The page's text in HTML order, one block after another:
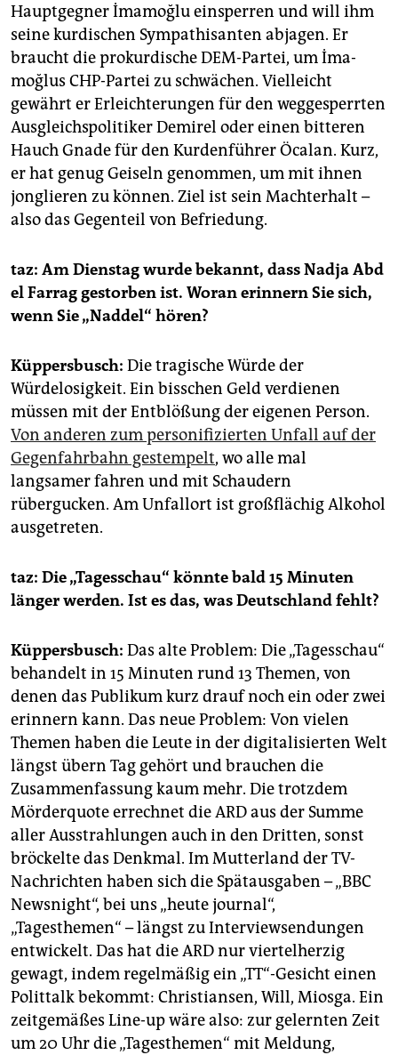
Hauptgegner İmamoğlu einsperren und will ihm
seine kurdischen Sympathisanten abjagen. Er
braucht die prokurdische DEM-Partei, um İma­
moğlus CHP-Partei zu schwächen. Vielleicht
gewährt er Erleichterungen für den weggesperrten
Ausgleichspolitiker Demirel oder einen bitteren
Hauch Gnade für den Kurdenführer Öcalan. Kurz,
er hat genug Geiseln genommen, um mit ihnen
jonglieren zu können. Ziel ist sein Machterhalt –
also das Gegenteil von Befriedung.
taz: Am Dienstag wurde bekannt, dass Nadja Abd
el Farrag gestorben ist. Woran erinnern Sie sich,
wenn Sie „Naddel“ hören?
Küppersbusch: Die tragische Würde der
Würdelosigkeit. Ein bisschen Geld verdienen
müssen mit der Entblößung der eigenen Person.
Von anderen zum personifizierten Unfall auf der
Gegenfahrbahn gestempelt, wo alle mal
langsamer fahren und mit Schaudern
rübergucken. Am Unfallort ist großflächig Alkohol
ausgetreten.
taz: Die „Tagesschau“ könnte bald 15 Minuten
länger werden. Ist es das, was Deutschland fehlt?
Küppersbusch: Das alte Problem: Die „Tagesschau“
behandelt in 15 Minuten rund 13 Themen, von
denen das Publikum kurz drauf noch ein oder zwei
erinnern kann. Das neue Pro­blem: Von vielen
Themen haben die Leute in der digitalisierten Welt
längst übern Tag gehört und brauchen die
Zusammenfassung kaum mehr. Die trotzdem
Mörderquote errechnet die ARD aus der Summe
aller Ausstrahlungen auch in den Dritten, sonst
bröckelte das Denkmal. Im Mutterland der TV-
Nachrichten haben sich die Spätausgaben – „BBC
Newsnight“, bei uns „heute journal“,
„Tagesthemen“ – längst zu Interviewsendungen
entwickelt. Das hat die ARD nur viertelherzig
gewagt, indem regelmäßig ein „TT“-Gesicht einen
Polittalk bekommt: Christiansen, Will, ­Miosga. Ein
zeitgemäßes Line-up wäre also: zur gelernten Zeit
um 20 Uhr die „Tagesthemen“ mit Meldung,